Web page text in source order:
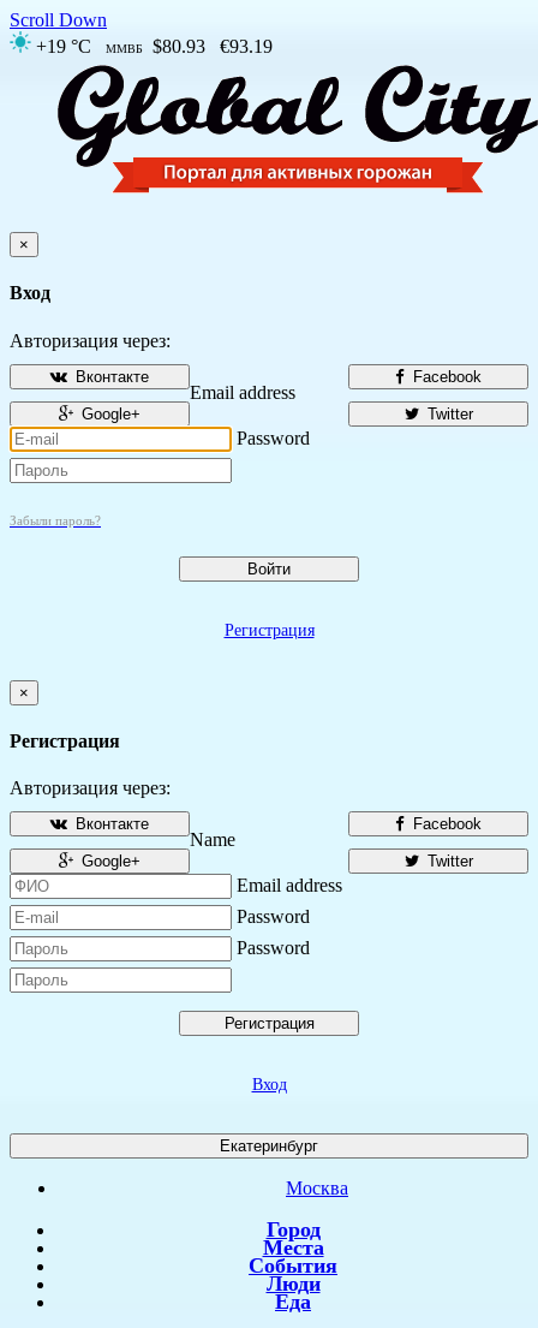
Scroll Down
+19 °C
ММВБ $80.93 €93.19
×
Вход
Авторизация через:
Facebook
Вконтакте
Twitter
Google+
Email address
Password
Забыли пароль?
Войти
Регистрация
×
Регистрация
Авторизация через:
Facebook
Вконтакте
Twitter
Google+
Name
Email address
Password
Password
Регистрация
Вход
Екатеринбург
Москва
Город
Места
События
Люди
Еда